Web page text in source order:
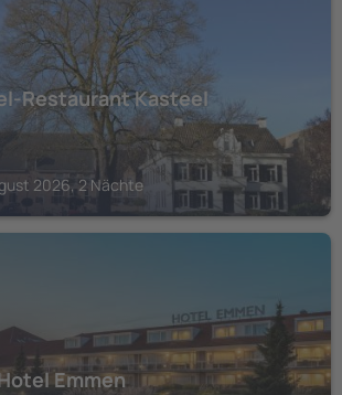
Restaurant Kasteel
2026, 2 Nächte
Emmen